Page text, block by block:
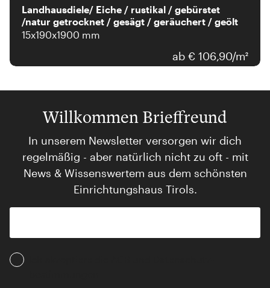
Landhausdiele/ Eiche / rustikal / gebürstet
/natur getrocknet / gesägt / geräuchert / geölt
15x190x1900 mm
ab € 106,90/m²
Willkommen Brieffreund
In unserem Newsletter versorgen wir dich
regelmäßig - aber natürlich nicht zu oft - mit
News & Wissenswertem aus dem schönsten
Einrichtungshaus Tirols.